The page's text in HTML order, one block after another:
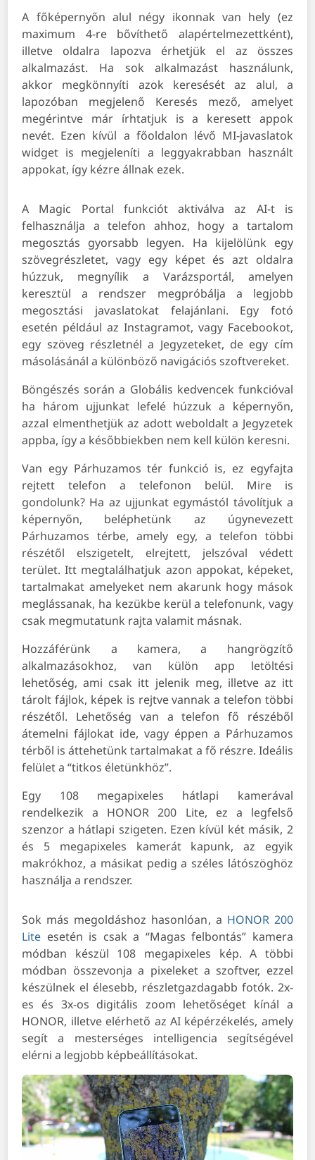
A főképernyőn alul négy ikonnak van hely (ez
maximum 4-re bővíthető alapértelmezettként),
illetve oldalra lapozva érhetjük el az összes
alkalmazást. Ha sok alkalmazást használunk,
akkor megkönnyíti azok keresését az alul, a
lapozóban megjelenő Keresés mező, amelyet
megérintve már írhtatjuk is a keresett appok
nevét. Ezen kívül a főoldalon lévő MI-javaslatok
widget is megjeleníti a leggyakrabban használt
appokat, így kézre állnak ezek.
A Magic Portal funkciót aktiválva az AI-t is
felhasználja a telefon ahhoz, hogy a tartalom
megosztás gyorsabb legyen. Ha kijelölünk egy
szövegrészletet, vagy egy képet és azt oldalra
húzzuk, megnyílik a Varázsportál, amelyen
keresztül a rendszer megpróbálja a legjobb
megosztási javaslatokat felajánlani. Egy fotó
esetén például az Instagramot, vagy Facebookot,
egy szöveg részletnél a Jegyzeteket, de egy cím
másolásánál a különböző navigációs szoftvereket.
Böngészés során a Globális kedvencek funkcióval
ha három ujjunkat lefelé húzzuk a képernyőn,
azzal elmenthetjük az adott weboldalt a Jegyzetek
appba, így a későbbiekben nem kell külön keresni.
Van egy Párhuzamos tér funkció is, ez egyfajta
rejtett telefon a telefonon belül. Mire is
gondolunk? Ha az ujjunkat egymástól távolítjuk a
képernyőn, beléphetünk az úgynevezett
Párhuzamos térbe, amely egy, a telefon többi
részétől elszigetelt, elrejtett, jelszóval védett
terület. Itt megtalálhatjuk azon appokat, képeket,
tartalmakat amelyeket nem akarunk hogy mások
meglássanak, ha kezükbe kerül a telefonunk, vagy
csak megmutatunk rajta valamit másnak.
Hozzáférünk a kamera, a hangrögzítő
alkalmazásokhoz, van külön app letöltési
lehetőség, ami csak itt jelenik meg, illetve az itt
tárolt fájlok, képek is rejtve vannak a telefon többi
részétől. Lehetőség van a telefon fő részéből
átemelni fájlokat ide, vagy éppen a Párhuzamos
térből is áttehetünk tartalmakat a fő részre. Ideális
felület a “titkos életünkhöz”.
Egy 108 megapixeles hátlapi kamerával
rendelkezik a HONOR 200 Lite, ez a legfelső
szenzor a hátlapi szigeten. Ezen kívül két másik, 2
és 5 megapixeles kamerát kapunk, az egyik
makrókhoz, a másikat pedig a széles látószöghöz
használja a rendszer.
Sok más megoldáshoz hasonlóan, a HONOR 200
Lite esetén is csak a “Magas felbontás” kamera
módban készül 108 megapixeles kép. A többi
módban összevonja a pixeleket a szoftver, ezzel
készülnek el élesebb, részletgazdagabb fotók. 2x-
es és 3x-os digitális zoom lehetőséget kínál a
HONOR, illetve elérhető az AI képérzékelés, amely
segít a mesterséges intelligencia segítségével
elérni a legjobb képbeállításokat.